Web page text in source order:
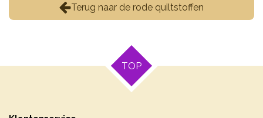
Terug naar de rode quiltstoffen
TOP